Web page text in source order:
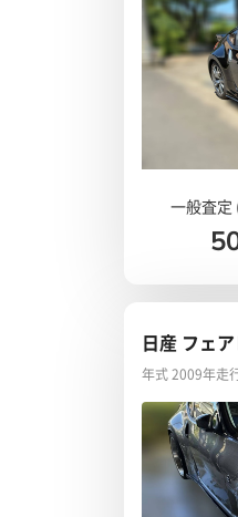
一般査定
日産 フェ
年式 2009年走